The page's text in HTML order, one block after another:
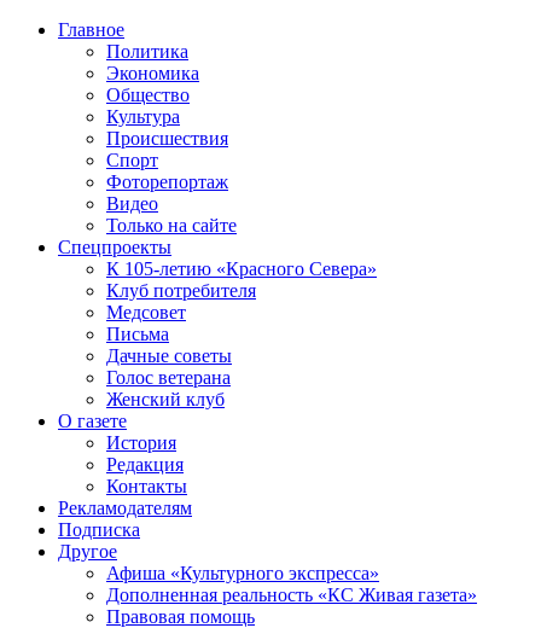
Главное
Политика
Экономика
Общество
Культура
Происшествия
Спорт
Фоторепортаж
Видео
Только на сайте
Спецпроекты
К 105-летию «Красного Севера»
Клуб потребителя
Медсовет
Письма
Дачные советы
Голос ветерана
Женский клуб
О газете
История
Редакция
Контакты
Рекламодателям
Подписка
Другое
Афиша «Культурного экспресса»
Дополненная реальность «КС Живая газета»
Правовая помощь